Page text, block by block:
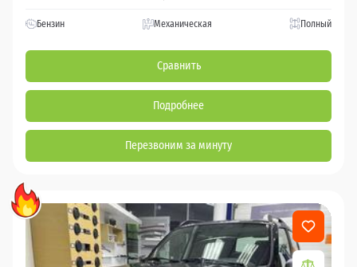
Бензин Механическая Полный
Сравнить
Подробнее
Перезвоним за минуту